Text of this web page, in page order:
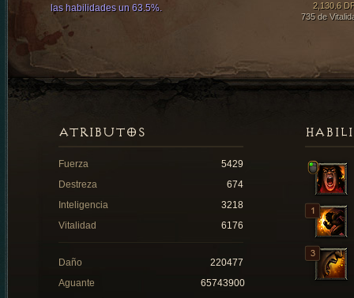
2,130.6
735 de
las habilidades un 63.5%.
ATRIBUTOS
Fuerza
5429
Destreza
674
Inteligencia
3218
Vitalidad
6176
Daño
220477
Aguante
65743900